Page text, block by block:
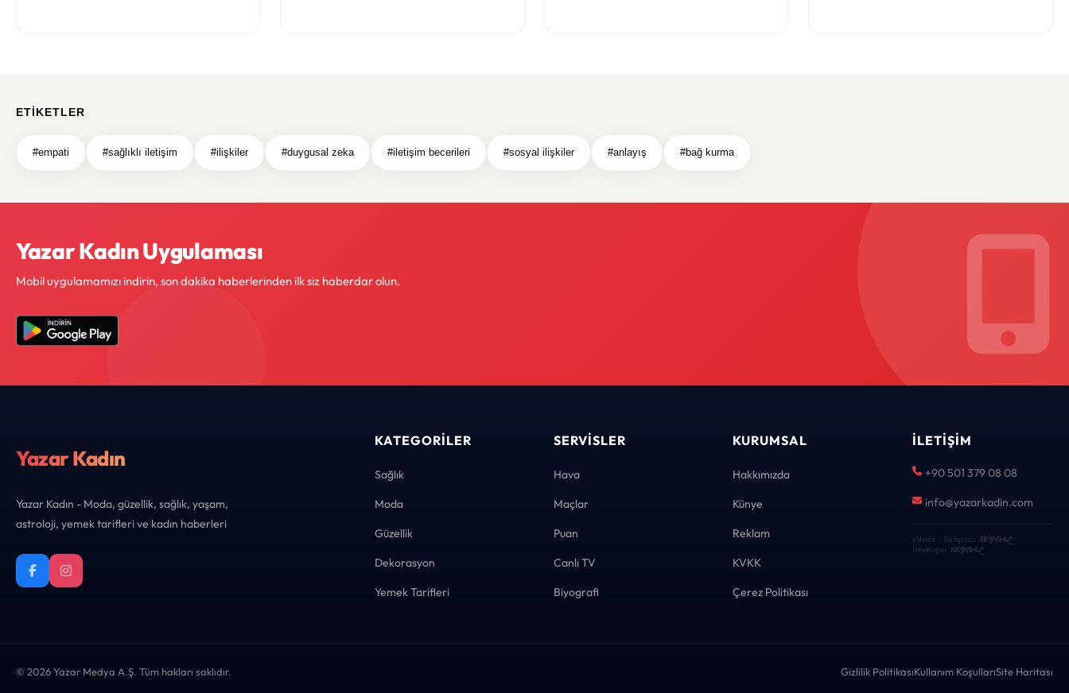
ETIKETLER
#empati #sağlıklı iletişim #ilişkiler #duygusal zeka #iletişim becerileri #sosyal ilişkiler #anlayış #bağ kurma
Yazar Kadın Uygulaması
Mobil uygulamamızı indirin, son dakika haberlerinden ilk siz haberdar olun.
Yazar Kadın
Yazar Kadın - Moda, güzellik, sağlık, yaşam,
astroloji, yemek tarifleri ve kadın haberleri
KATEGORILER
Sağlık
Moda
Güzellik
Dekorasyon
Yemek Tarifleri
SERVISLER
Hava
Maçlar
Puan
Canlı TV
Biyografi
KURUMSAL
Hakkımızda
Künye
Reklam
KVKK
Çerez Politikası
İLETIŞIM
+90 501 379 08 08
info@yazarkadin.com
eNews · Geliştirici KEYDAL·
Developer KEYDAL
© 2026 Yazar Medya A.Ş. Tüm hakları saklıdır. Gizlilik PolitikasıKullanım KoşullarıSite Haritası